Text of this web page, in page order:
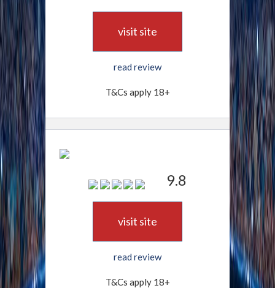
visit site
read review
T&Cs apply 18+
9.8
visit site
read review
T&Cs apply 18+